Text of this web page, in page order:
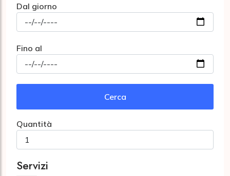
Dal giorno
Fino al
Cerca
Quantità
Servizi